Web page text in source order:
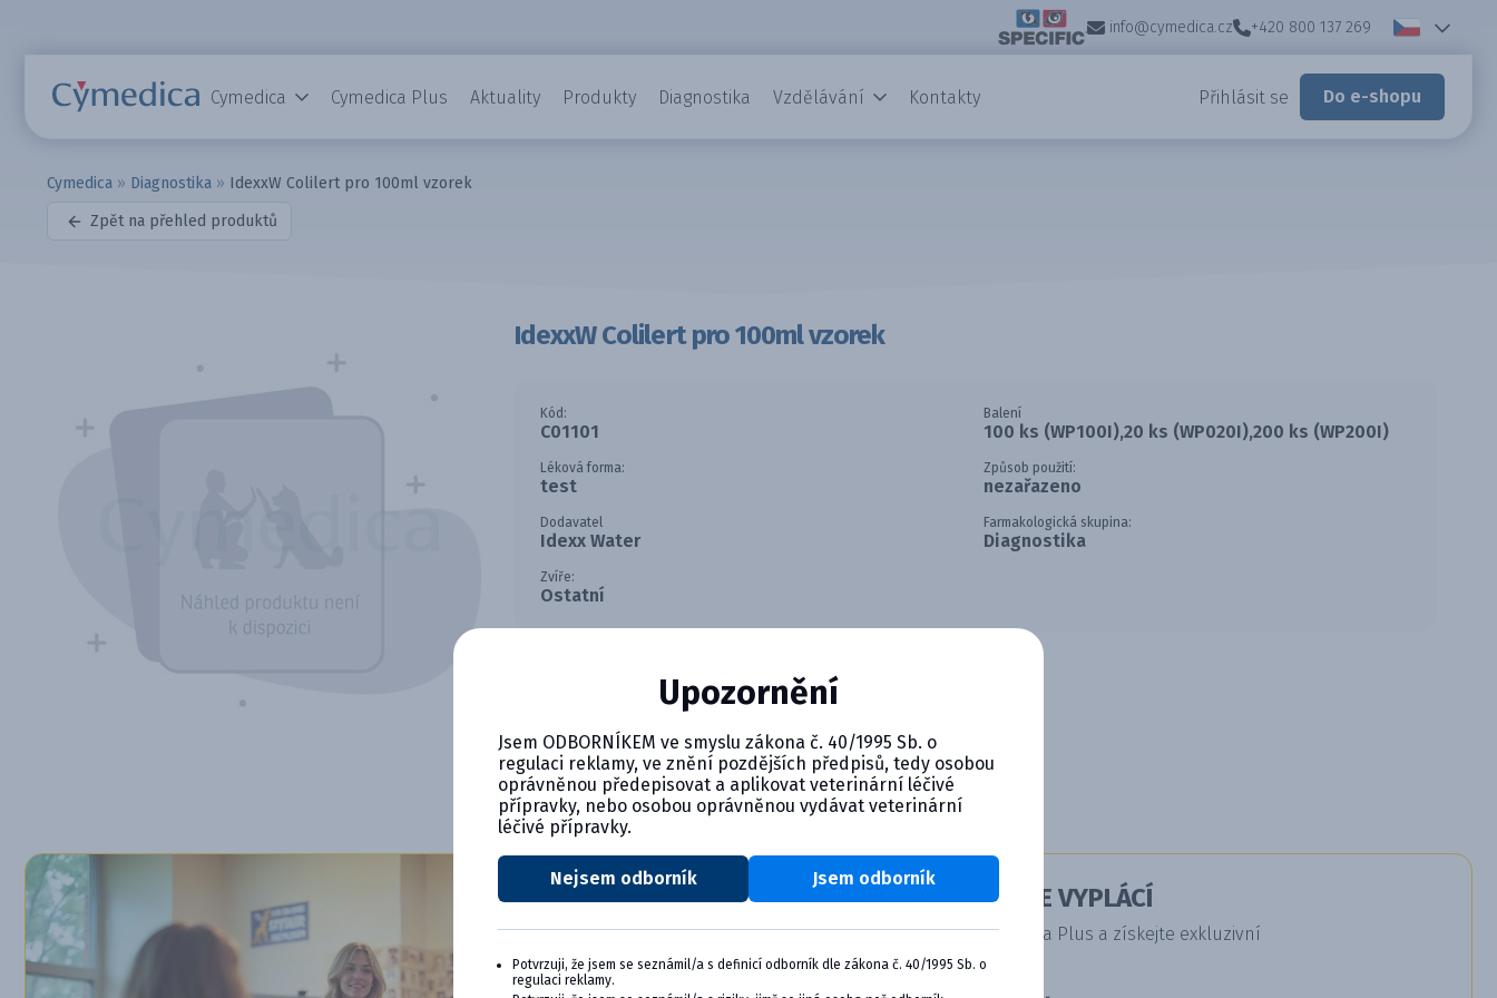
info@cymedica.cz +420 800 137 269
Cymedica Cymedica Plus Aktuality Produkty Diagnostika Vzdělávání Kontakty Přihlásit se Do e-shopu
Cymedica » Diagnostika » IdexxW Colilert pro 100ml vzorek
Zpět na přehled produktů
IdexxW Colilert pro 100ml vzorek
Kód:
C01101
Balení
100 ks (WP100I),20 ks (WP020I),200 ks (WP200I)
Léková forma:
test
Způsob použití:
nezařazeno
Dodavatel
Idexx Water
Farmakologická skupina:
Diagnostika
Zvíře:
Ostatní
CYMEDICA PLUS: VĚRNOST, KTERÁ SE VYPLÁCÍ
Staňte se členem věrnostního programu Cymedica Plus a získejte exkluzivní
výhody pro vaši veterinární praxi.
Upozornění
Jsem ODBORNÍKEM ve smyslu zákona č. 40/1995 Sb. o
regulaci reklamy, ve znění pozdějších předpisů, tedy osobou
oprávněnou předepisovat a aplikovat veterinární léčivé
přípravky, nebo osobou oprávněnou vydávat veterinární
léčivé přípravky.
Nejsem odborník Jsem odborník
Potvrzuji, že jsem se seznámil/a s definicí odborník dle zákona č. 40/1995 Sb. o
regulaci reklamy.